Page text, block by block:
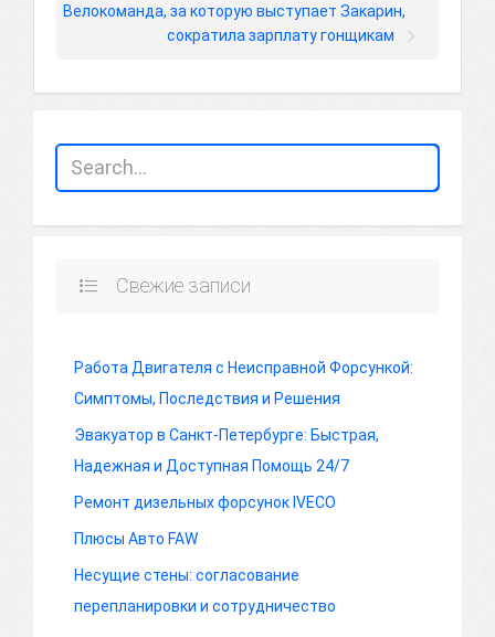
Велокоманда, за которую выступает Закарин,
сократила зарплату гонщикам
Свежие записи
Работа Двигателя с Неисправной Форсункой:
Симптомы, Последствия и Решения
Эвакуатор в Санкт-Петербурге: Быстрая,
Надежная и Доступная Помощь 24/7
Ремонт дизельных форсунок IVECO
Плюсы Авто FAW
Несущие стены: согласование
перепланировки и сотрудничество